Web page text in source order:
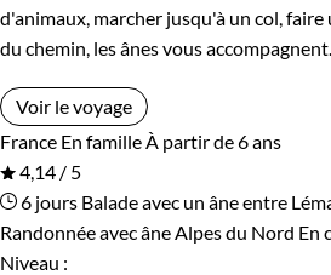
d'animaux, marcher jusqu'à un col,
du chemin, les ânes vous accompagnent.
Voir le voyage
France En famille À partir de 6 ans
4,14 / 5
6 jours Balade avec un âne entre
Randonnée avec âne Alpes du Nord En
Niveau :